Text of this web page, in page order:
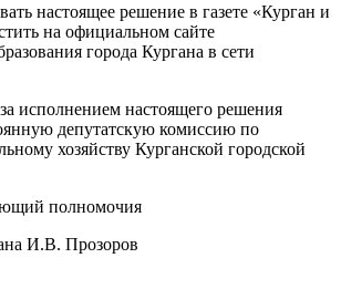
настоящее решение в газете «Курган и
на официальном сайте
города Кургана в сети
исполнением настоящего решения
депутатскую комиссию по
хозяйству Курганской городской
полномочия
И.В. Прозоров